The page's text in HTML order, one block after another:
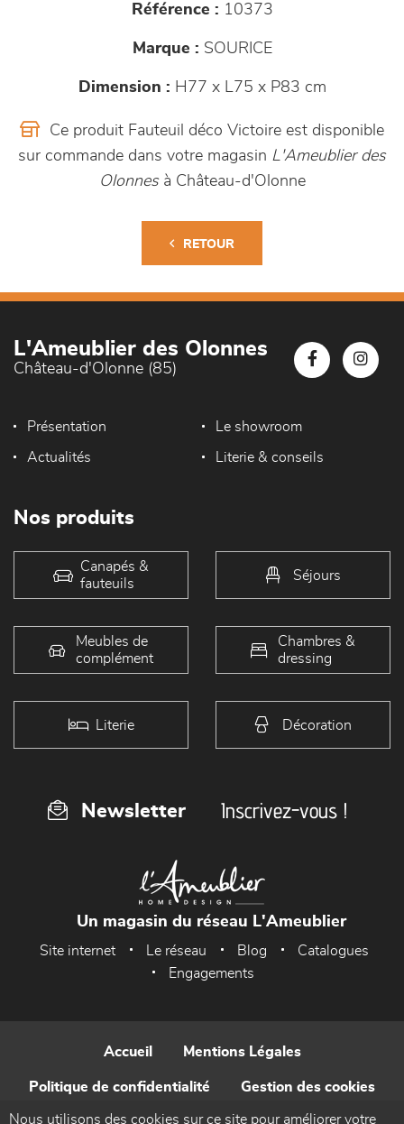
Référence : 10373
Marque : SOURICE
Dimension : H77 x L75 x P83 cm
Ce produit Fauteuil déco Victoire est disponible
sur commande dans votre magasin L'Ameublier des
Olonnesà Château-d'Olonne
RETOUR
L'Ameublier des Olonnes
Château-d'Olonne (85)
Présentation Le showroom
Actualités Literie & conseils
Nos produits
Canapés &
fauteuils
Séjours
Meubles de
complément
Chambres &
dressing
Literie Décoration
Newsletter Inscrivez-vous !
Un magasin du réseau L'Ameublier
Site internet Le réseau Blog
Catalogues
Engagements
Accueil Mentions Légales
Politique de confidentialité Gestion des cookies
Nous utilisons des cookies sur ce site pour améliorer votre